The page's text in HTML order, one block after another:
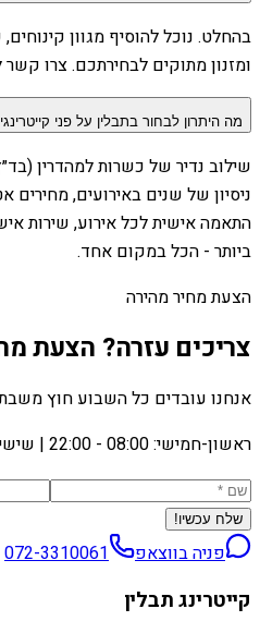
בהחלט. נוכל להוסיף מגוון
ומזנון מתוקים לבחירתכם. צרו
מה היתרון לבחור בתבלין על פני
שילוב נדיר של כשרות למהדרין
התאמה אישית לכל אירוע, שירות
ביותר - הכל במקום אחד.
הצעת מחיר מהירה
צריכים עזרה? הצעת
אנחנו עובדים כל השבוע חוץ
ראשון-חמישי: 08:00 - 22:00
| שישי: 08:00 -
שלח עכשיו!
פניה בווצאפ 072-3310061
קייטרינג תבלין